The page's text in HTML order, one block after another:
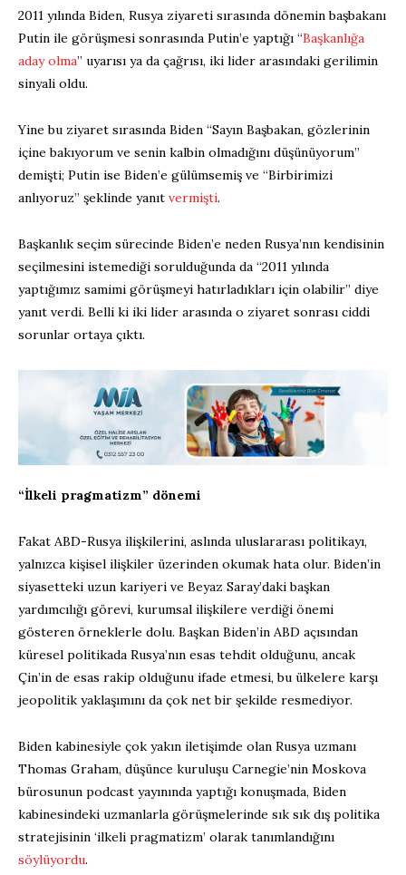
2011 yılında Biden, Rusya ziyareti sırasında dönemin başbakanı
Putin ile görüşmesi sonrasında Putin’e yaptığı “Başkanlığa
aday olma” uyarısı ya da çağrısı, iki lider arasındaki gerilimin
sinyali oldu.
Yine bu ziyaret sırasında Biden “Sayın Başbakan, gözlerinin
içine bakıyorum ve senin kalbin olmadığını düşünüyorum”
demişti; Putin ise Biden’e gülümsemiş ve “Birbirimizi
anlıyoruz” şeklinde yanıt vermişti.
Başkanlık seçim sürecinde Biden’e neden Rusya’nın kendisinin
seçilmesini istemediği sorulduğunda da “2011 yılında
yaptığımız samimi görüşmeyi hatırladıkları için olabilir” diye
yanıt verdi. Belli ki iki lider arasında o ziyaret sonrası ciddi
sorunlar ortaya çıktı.
“İlkeli pragmatizm” dönemi
Fakat ABD-Rusya ilişkilerini, aslında uluslararası politikayı,
yalnızca kişisel ilişkiler üzerinden okumak hata olur. Biden’in
siyasetteki uzun kariyeri ve Beyaz Saray’daki başkan
yardımcılığı görevi, kurumsal ilişkilere verdiği önemi
gösteren örneklerle dolu. Başkan Biden’in ABD açısından
küresel politikada Rusya’nın esas tehdit olduğunu, ancak
Çin’in de esas rakip olduğunu ifade etmesi, bu ülkelere karşı
jeopolitik yaklaşımını da çok net bir şekilde resmediyor.
Biden kabinesiyle çok yakın iletişimde olan Rusya uzmanı
Thomas Graham, düşünce kuruluşu Carnegie’nin Moskova
bürosunun podcast yayınında yaptığı konuşmada, Biden
kabinesindeki uzmanlarla görüşmelerinde sık sık dış politika
stratejisinin ‘ilkeli pragmatizm’ olarak tanımlandığını
söylüyordu.